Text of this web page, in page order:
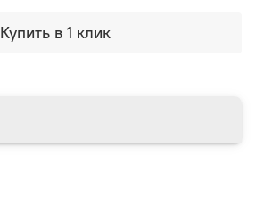
Купить в 1 клик